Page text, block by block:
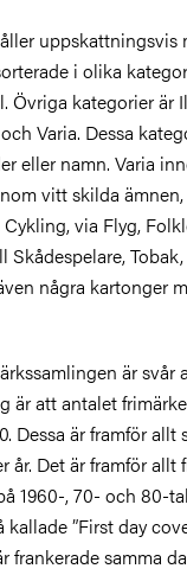
uppskattningsvis
i olika
Övriga kategorier är
Varia. Dessa
eller namn. Varia
vitt skilda
via Flyg,
Skådespelare,
några kartonger
är svår
är att antalet
Dessa är framför allt
år. Det är framför allt
1960-, 70- och 80-
kallade ”First day
frankerade samma